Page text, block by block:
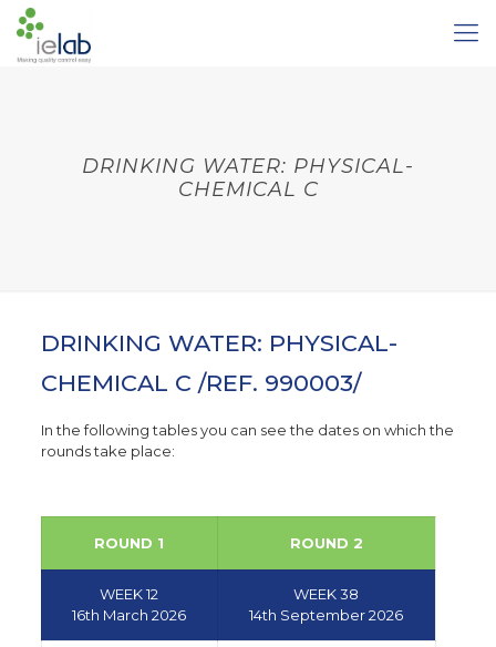
DRINKING WATER: PHYSICAL-
CHEMICAL C
DRINKING WATER: PHYSICAL-
CHEMICAL C /REF. 990003/
In the following tables you can see the dates on which the
rounds take place:
ROUND 1 ROUND 2
WEEK 12
16th March 2026
WEEK 38
14th September 2026